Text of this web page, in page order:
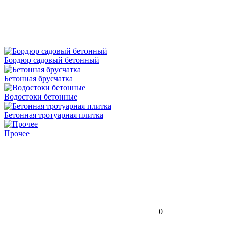
Бордюр садовый бетонный
Бетонная брусчатка
Водостоки бетонные
Бетонная тротуарная плитка
Прочее
0